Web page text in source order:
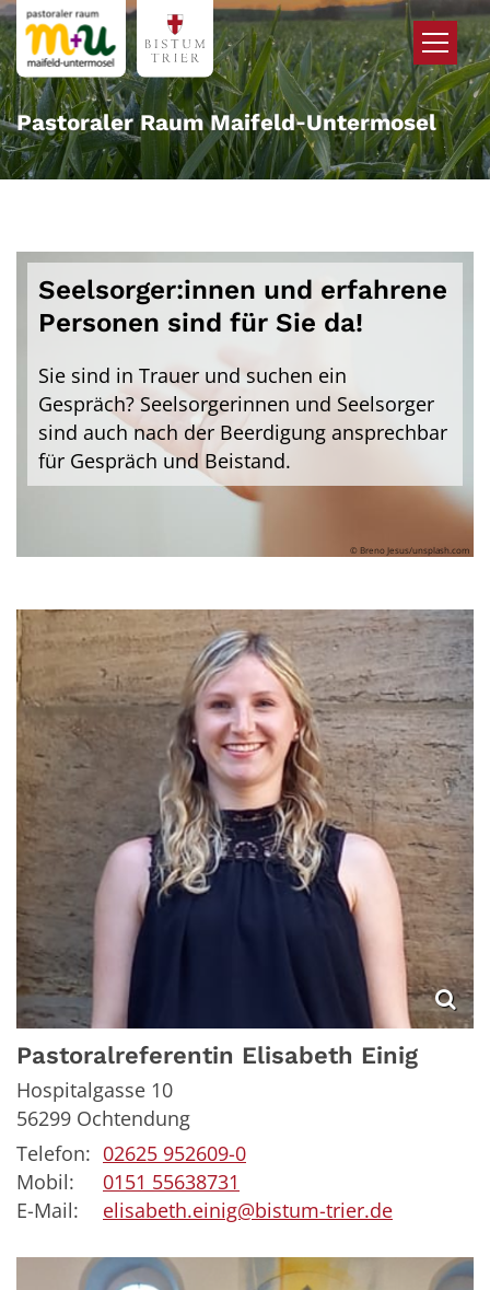
Zum Inhalt springen
Pastoraler Raum Maifeld‑Untermosel
Seelsorger:innen und erfahrene
Personen sind für Sie da!
Sie sind in Trauer und suchen ein
Gespräch? Seelsorgerinnen und Seelsorger
sind auch nach der Beerdigung ansprechbar
für Gespräch und Beistand.
© Breno Jesus/unsplash.com
Pastoralreferentin Elisabeth Einig
Hospitalgasse 10
56299 Ochtendung
Telefon: 02625 952609-0
Mobil:
0151 55638731
E-Mail:
elisabeth.einig@bistum-trier.de